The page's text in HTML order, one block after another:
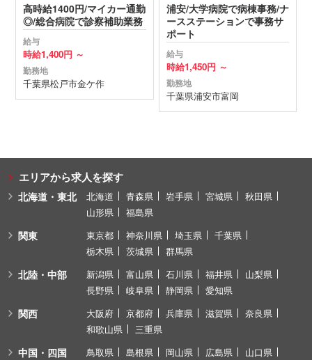
高時給1400円/マイカー通勤
◎/総合病院で診察補助業務
給与
時給1,400円 ～
勤務地
千葉県松戸市金ケ作
浦安/大学病院で病棟事務/ナ
ースステーションで事務サ
ポート
給与
時給1,450円 ～
勤務地
千葉県浦安市富岡
エリアから求人を探す
北海道・東北 北海道 青森県 岩手県 宮城県
秋田県
山形県
福島県
関東 東京都 神奈川県 埼玉県
千葉県
栃木県
茨城県 群馬県
北陸・中部 新潟県 富山県 石川県 福井県
山梨県
長野県
岐阜県 静岡県 愛知県
関西 大阪府 京都府 兵庫県 滋賀県
奈良県
和歌山県
三重県
中国・四国 鳥取県 島根県 岡山県 広島県
山口県